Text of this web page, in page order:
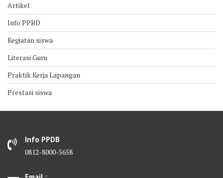
Artikel
Info PPBD
Kegiatan siswa
Literasi Guru
Praktik Kerja Lapangan
Prestasi siswa
Info PPDB
0812-8000-5658